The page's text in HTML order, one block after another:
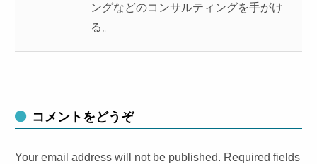
ングなどのコンサルティングを手がけ
る。
コメントをどうぞ
Your email address will not be published. Required fields